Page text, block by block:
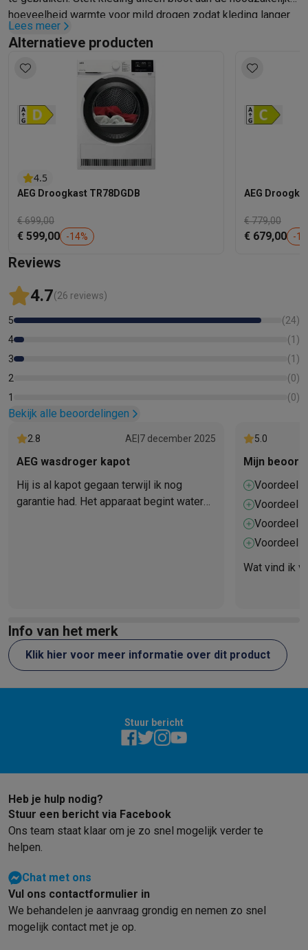
hoeveelheid warmte voor mild drogen zodat kleding langer
meegaat.
Lees meer
Alternatieve producten
4.5
AEG Droogkast TR78DGDB
€ 699,00
€ 599,00 -14%
AEG
€ 779,00
€ 679,00 -13
Reviews
4.7(26 reviews)
5 (24)
4
(1 )
3
(1 )
2
(0)
1
(0)
Bekijk alle beoordelingen
2.8 AE 7 december 2025
AEG wasdroger kapot
Hij is al kapot gegaan terwijl ik nog
garantie had. Het apparaat begint water
drogen, midden in de winter, wat verre
van ideaal is.
5.0
Mijn
Voordeel 1
Voordeel 2
Voordeel 3
Voordeel 4
Wat vind ik
Info van het merk
Klik hier voor meer informatie over dit product
Stuur bericht
Heb je hulp nodig?
Stuur een bericht via Facebook
Ons team staat klaar om je zo snel mogelijk verder te
helpen.
Chat met ons
Vul ons contactformulier in
We behandelen je aanvraag grondig en nemen zo snel
mogelijk contact met je op.